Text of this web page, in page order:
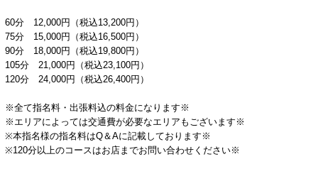
60分 12,000円（税込13,200円）
75分 15,000円（税込16,500円）
90分 18,000円（税込19,800円）
105分 21,000円（税込23,100円）
120分 24,000円（税込26,400円）
※全て指名料・出張料込の料金になります※
※エリアによっては交通費が必要なエリアもございます※
※本指名様の指名料はQ＆Aに記載しております※
※120分以上のコースはお店までお問い合わせください※